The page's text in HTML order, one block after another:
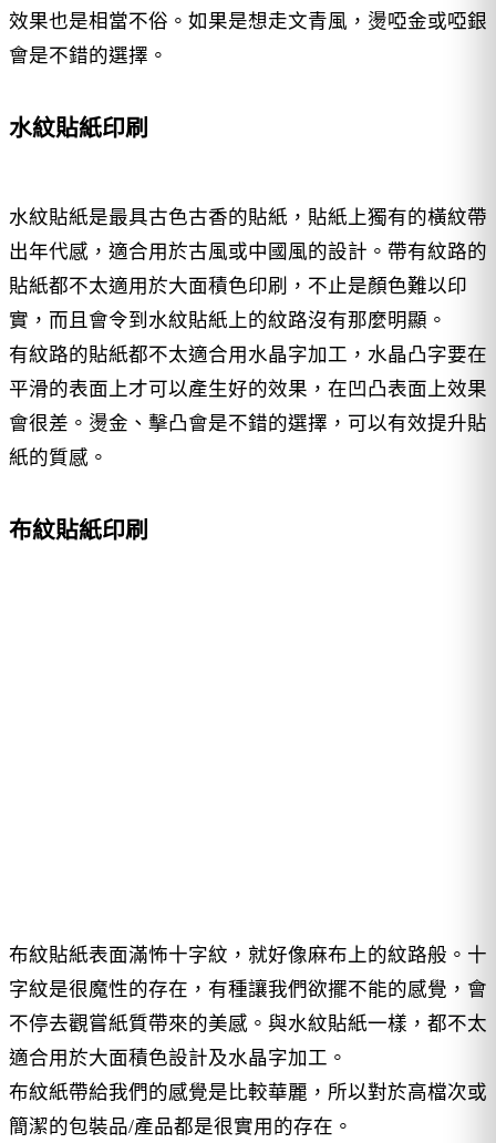
效果也是相當不俗。如果是想走文青風，燙啞金或啞銀
會是不錯的選擇。
水紋貼紙印刷
水紋貼紙是最具古色古香的貼紙，貼紙上獨有的橫紋帶
出年代感，適合用於古風或中國風的設計。帶有紋路的
貼紙都不太適用於大面積色印刷，不止是顏色難以印
實，而且會令到水紋貼紙上的紋路沒有那麼明顯。
有紋路的貼紙都不太適合用水晶字加工，水晶凸字要在
平滑的表面上才可以產生好的效果，在凹凸表面上效果
會很差。燙金、擊凸會是不錯的選擇，可以有效提升貼
紙的質感。
布紋貼紙印刷
布紋貼紙表面滿怖十字紋，就好像麻布上的紋路般。十
字紋是很魔性的存在，有種讓我們欲擺不能的感覺，會
不停去觀嘗紙質帶來的美感。與水紋貼紙一樣，都不太
適合用於大面積色設計及水晶字加工。
布紋紙帶給我們的感覺是比較華麗，所以對於高檔次或
簡潔的包裝品/產品都是很實用的存在。